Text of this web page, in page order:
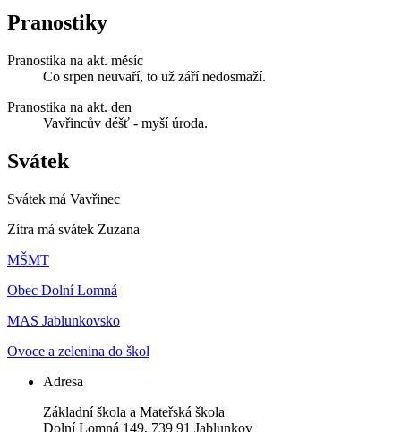
Pranostiky
Pranostika na akt. měsíc
Co srpen neuvaří, to už září nedosmaží.
Pranostika na akt. den
Vavřincův déšť - myší úroda.
Svátek
Svátek má Vavřinec
Zítra má svátek Zuzana
MŠMT
Obec Dolní Lomná
MAS Jablunkovsko
Ovoce a zelenina do škol
Adresa
Základní škola a Mateřská škola
Dolní Lomná 149, 739 91 Jablunkov